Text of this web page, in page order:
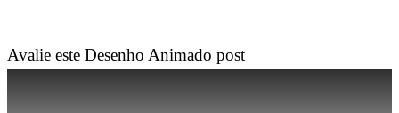
Avalie este Desenho Animado post